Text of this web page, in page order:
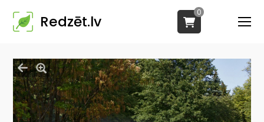
Redzēt.lv
0